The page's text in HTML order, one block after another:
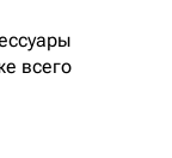
всего